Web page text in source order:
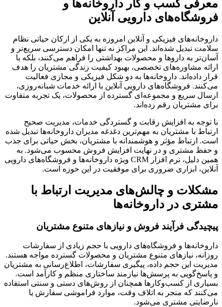
معرفی کسب و کار داروخانه‌ها و
فروشگاه‌های دارویی آنلاین
داروخانه‌های فیزیکی و آنلاین امروزه به یکی از ارکان حیاتی نظام
سلامت تبدیل شده‌اند. این مراکز نه تنها امکان دسترسی سریع‌تر و
آسان‌تر به داروها و محصولات بهداشتی را فراهم می‌کنند، بلکه با
ارائه مشاوره‌های تخصصی، بهبود کیفیت زندگی مشتریان را هدف
قرار داده‌اند. داروخانه‌ها به دو شکل فیزیکی و مجازی فعالیت
می‌کنند. فروشگاه‌های دارویی آنلاین با ارائه خدمات شبانه‌روزی،
ارسال سریع و مجموعه‌ای گسترده از محصولات، یک تجربه متفاوت
برای مشتریان رقم زده‌اند.
با توجه به افزایش رقابت و گستردگی خدمات، مدیریت صحیح
ارتباط با مشتریان به مهم‌ترین دغدغه مدیران داروخانه‌ها تبدیل شده
است. ارتباط مؤثر و هوشمندانه با مشتریان، بخش حیاتی برای جذب
و حفظ مشتری و در نهایت افزایش فروش محسوب می‌شود. به
همین دلیل، نرم افزار CRM ویژه داروخانه‌ها و فروشگاه‌های دارویی
آنلاین، ابزاری ضروری برای موفقیت در این حوزه است.
مشکلات و چالش‌های مدیریت ارتباط با
مشتری در داروخانه‌ها
پیچیدگی فرآیند فروش و نیازهای متنوع مشتریان
داروخانه‌ها و فروشگاه‌های دارویی با حجم زیادی از سفارشات
روزانه، نیازهای متنوع مشتریان و محصولات گسترده مواجه هستند.
مدیریت این حجم داده، پیگیری سفارشات، اطلاع‌رسانی به مشتریان
و پاسخ‌گویی به پرسش‌ها نیازمند ساختاری منظم و کارآمد است.
بسیاری از کسب‌وکارها همچنان از روش‌های دستی و سنتی استفاده
می‌کنند که منجر به اتلاف وقت، موارد فراموشی سفارش یا
نارضایتی مشتری می‌شود.